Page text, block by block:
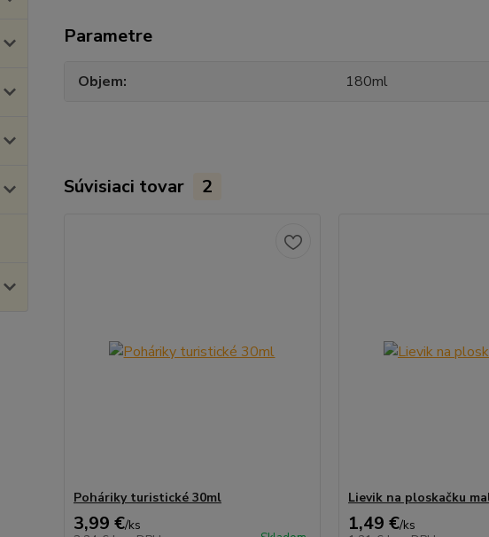
Parametre
Objem 180ml
Súvisiaci tovar 2
Poháriky turistické 30ml
3,99 €/ks
Lievik na ploskačku
1,49 €/ks